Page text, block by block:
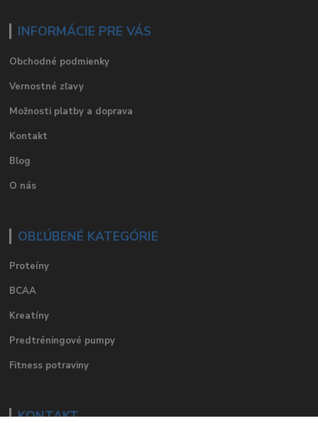
INFORMÁCIE PRE VÁS
Obchodné podmienky
Vernostné zľavy
Možnosti platby a doprava
Kontakt
Blog
O nás
OBĽÚBENÉ KATEGÓRIE
Proteíny
BCAA
Kreatíny
Predtréningové pumpy
Fitness potraviny
KONTAKT